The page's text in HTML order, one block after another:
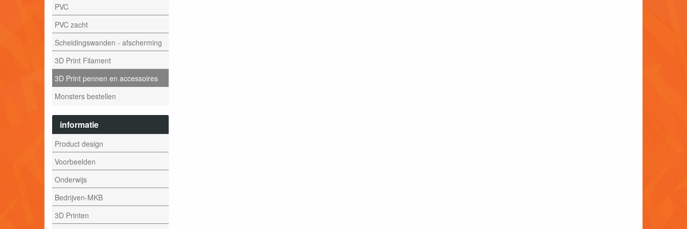
PVC
PVC zacht
Scheidingswanden - afscherming
3D Print Filament
3D Print pennen en accessoires
Monsters bestellen
informatie
Product design
Voorbeelden
Onderwijs
Bedrijven-MKB
3D Printen